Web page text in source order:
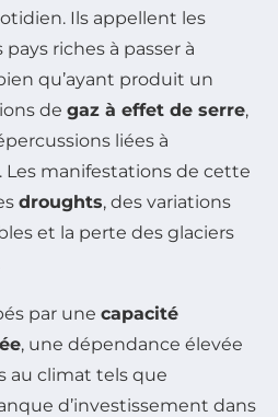
Ils appellent les
riches à passer à
qu’ayant produit un
de gaz à effet de serre,
liées à
Les manifestations de cette
droughts, des variations
et la perte des glaciers
par une capacité
, une dépendance élevée
au climat tels que
d’investissement dans